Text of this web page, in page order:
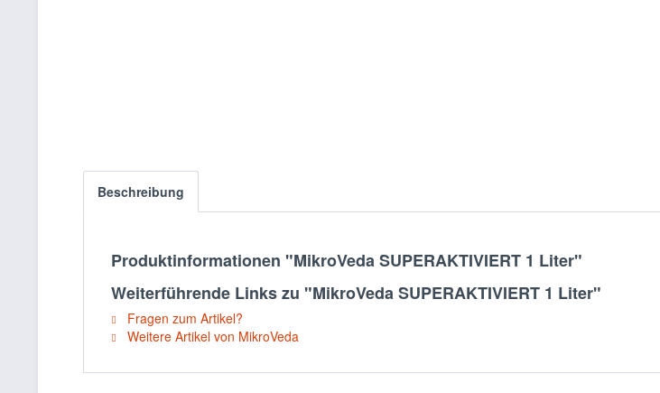
Beschreibung
Produktinformationen "MikroVeda SUPERAKTIVIERT 1 Liter"
Weiterführende Links zu "MikroVeda SUPERAKTIVIERT 1 Liter"
Fragen zum Artikel?
Weitere Artikel von MikroVeda